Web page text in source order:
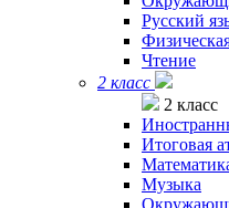
Русский
Чтение
2 класс
2 класс
Итоговая
Музыка